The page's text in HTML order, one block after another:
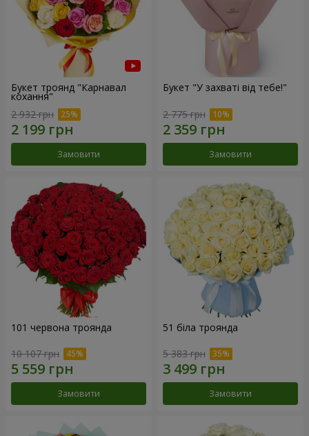
Букет троянд "Карнавал
кохання"
2 932 грн
Замовити
Букет "У захваті від тебе!"
2 775 грн
Замовити
101 червона троянда
10 107 грн
Замовити
51 біла троянда
5 383 грн
Замовити